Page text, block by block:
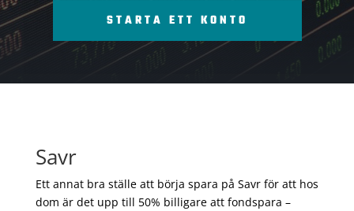
STARTA ETT KONTO
Savr
Ett annat bra ställe att börja spara på Savr för att hos
dom är det upp till 50% billigare att fondspara –